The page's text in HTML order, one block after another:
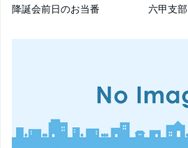
降誕会前日のお当番 六甲支部